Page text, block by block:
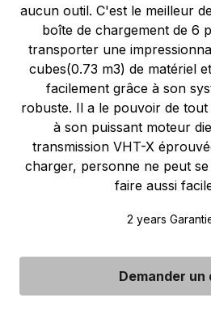
aucun outil. C'est le meilleur
boîte de chargement de 6
transporter une
cubes(0.73 m3) de matériel
facilement grâce à son
robuste. Il a le pouvoir de
à son puissant moteur
transmission VHT-X
charger, personne ne peut
faire aussi
2 years
Demander un